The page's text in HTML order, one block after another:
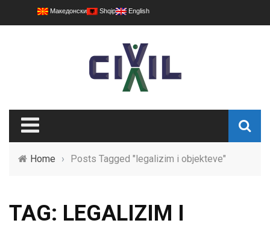
Македонски Shqip English
Home › Posts Tagged "legalizim i objekteve"
TAG: LEGALIZIM I